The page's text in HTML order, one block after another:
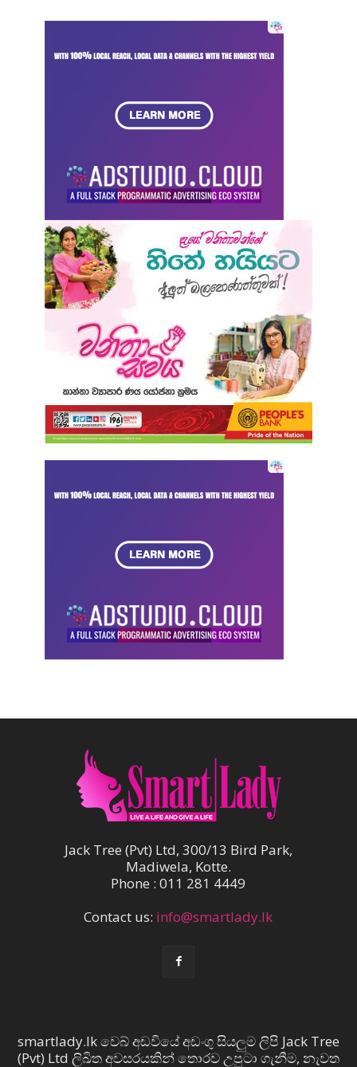
Jack Tree (Pvt) Ltd, 300/13 Bird Park,
Madiwela, Kotte.
Phone : 011 281 4449
Contact us: info@smartlady.lk
smartlady.lk වෙබ් අඩවියේ අඩංගු සියලුම ලිපි Jack Tree
(Pvt) Ltd ලිඛිත අවසරයකින් තොරව උපුටා ගැනීම, නැවත